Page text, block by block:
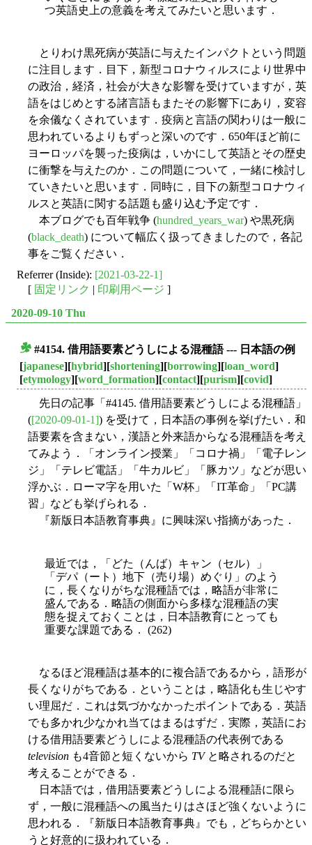
つ英語史上の意義を考えてみたいと思います．
とりわけ黒死病が英語に与えたインパクトという問題
に注目します．目下，新型コロナウィルスにより世界中
の政治，経済，社会が大きな影響を受けていますが，英
語をはじめとする諸言語もまたその影響下にあり，変容
を余儀なくされています．疫病と言語の関わりは一般に
思われているよりもずっと深いのです．650年ほど前に
ヨーロッパを襲った疫病は，いかにして英語とその歴史
に衝撃を与えたのか．この問題について，一緒に検討し
ていきたいと思います．同時に，目下の新型コロナウィ
ルスと英語に関する話題も盛り込む予定です．
本ブログでも百年戦争 (hundred_years_war) や黒死病
(black_death) について幅広く扱ってきましたので，各記
事をご覧ください．
Referrer (Inside): [2021-03-22-1]
[ 固定リンク | 印刷用ページ ]
2020-09-10 Thu
#4154. 借用語要素どうしによる混種語 --- 日本語の例
[japanese][hybrid][shortening][borrowing][loan_word]
[etymology][word_formation][contact][purism][covid]
先日の記事「#4145. 借用語要素どうしによる混種語」
([2020-09-01-1]) を受けて，日本語の事例を挙げたい．和
語要素を含まない，漢語と外来語からなる混種語を考え
てみよう．「オンライン授業」「コロナ禍」「電子レン
ジ」「テレビ電話」「牛カルビ」「豚カツ」などが思い
浮かぶ．ローマ字を用いた「W杯」「IT革命」「PC講
習」なども挙げられる．
『新版日本語教育事典』に興味深い指摘があった．
最近では，「どた（んば）キャン（セル）」
「デパ（ート）地下（売り場）めぐり」のよう
に，長くなりがちな混種語では，略語が非常に
盛んである．略語の側面から多様な混種語の実
態を捉えておくことは，日本語教育にとっても
重要な課題である． (262)
なるほど混種語は基本的に複合語であるから，語形が
長くなりがちである．ということは，略語化も生じやす
い理屈だ．これは気づかなかったポイントである．英語
でも多かれ少なかれ当てはまるはずだ．実際，英語にお
ける借用語要素どうしによる混種語の代表例である
television も4音節と短くないから TVと略されるのだと
考えることができる．
日本語では，借用語要素どうしによる混種語に限ら
ず，一般に混種語への風当たりはさほど強くないように
思われる．『新版日本語教育事典』でも，どちらかとい
うと好意的に扱われている．